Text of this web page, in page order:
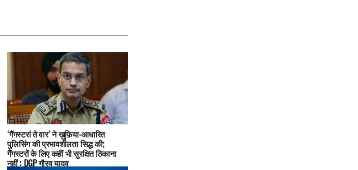
‘गैंगस्टरां ते वार’ ने ख़ुफ़िया-आधारित
पुलिसिंग की प्रभावशीलता सिद्ध की;
गैंगस्टरों के लिए कहीं भी सुरक्षित ठिकाना
नहीं : DGP गौरव यादव